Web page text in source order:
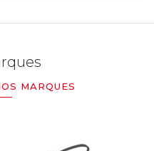
MARQUES